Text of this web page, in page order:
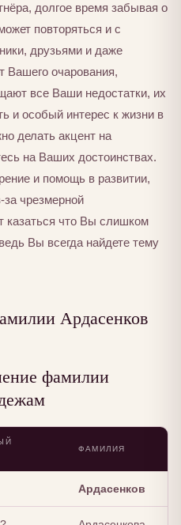
долгое время забывая о
повторяться и с
друзьями и даже
очарования,
все Ваши недостатки, их
и особый интерес к жизни в
делать акцент на
на Ваших достоинствах.
и помощь в развитии,
за чрезмерной
казаться что Вы слишком
Вы всегда найдете тему
Ардасенков
фамилии
ФАМИЛИЯ
Ардасенков